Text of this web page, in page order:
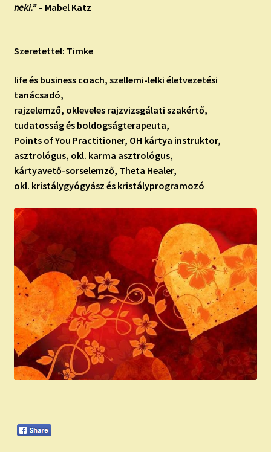
neki.”– Mabel Katz
Szeretettel: Timke
life és business coach, szellemi-lelki életvezetési
tanácsadó,
rajzelemző, okleveles rajzvizsgálati szakértő,
tudatosság és boldogságterapeuta,
Points of You Practitioner, OH kártya instruktor,
asztrológus, okl. karma asztrológus,
kártyavető-sorselemző, Theta Healer,
okl. kristálygyógyász és kristályprogramozó